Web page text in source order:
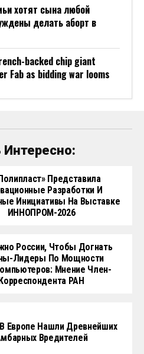
хотят сына любой
делать аборт в
backed chip giant
Fab as bidding war looms
Представила
Разработки И
Инициативы На Выставке
ИННОПРОМ-2026
России, Чтобы Догнать
Лидеры По Мощности
Мнение Член-
Корреспондента РАН
Европе Нашли Древнейших
Вредителей